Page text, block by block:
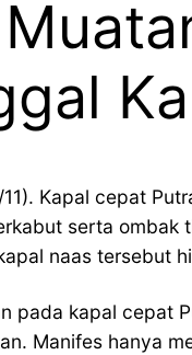
Kapal cepat
serta ombak
naas tersebut
pada kapal cepat
Manifes hanya